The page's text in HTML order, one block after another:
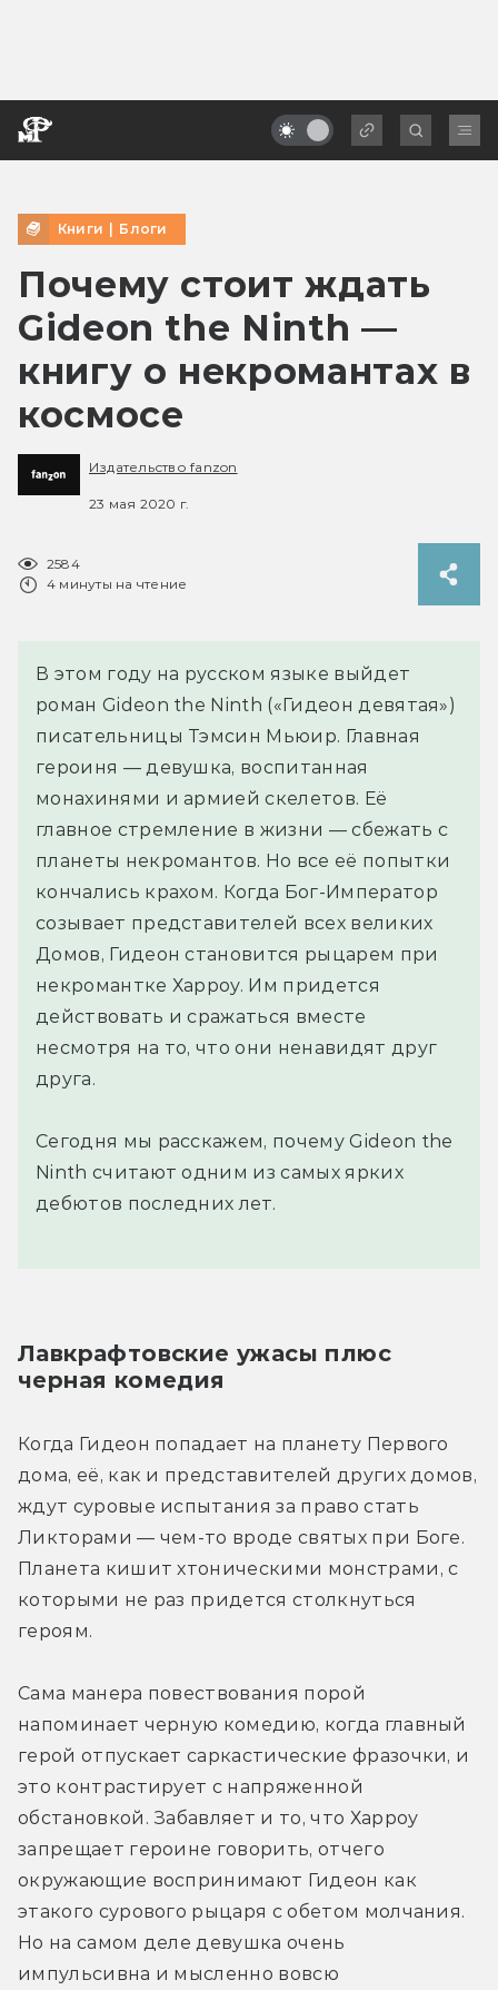
Книги | Блоги
Почему стоит ждать
Gideon the Ninth —
книгу о некромантах в
космосе
Издательство fanzon
23 мая 2020 г.
2584
4 минуты на чтение
В этом году на русском языке выйдет
роман Gideon the Ninth («Гидеон девятая»)
писательницы Тэмсин Мьюир. Главная
героиня — девушка, воспитанная
монахинями и армией скелетов. Её
главное стремление в жизни — сбежать с
планеты некромантов. Но все её попытки
кончались крахом. Когда Бог-Император
созывает представителей всех великих
Домов, Гидеон становится рыцарем при
некромантке Харроу. Им придется
действовать и сражаться вместе
несмотря на то, что они ненавидят друг
друга.
Сегодня мы расскажем, почему Gideon the
Ninth считают одним из самых ярких
дебютов последних лет.
Лавкрафтовские ужасы плюс
черная комедия
Когда Гидеон попадает на планету Первого
дома, её, как и представителей других домов,
ждут суровые испытания за право стать
Ликторами — чем-то вроде святых при Боге.
Планета кишит хтоническими монстрами, с
которыми не раз придется столкнуться
героям.
Сама манера повествования порой
напоминает черную комедию, когда главный
герой отпускает саркастические фразочки, и
это контрастирует с напряженной
обстановкой. Забавляет и то, что Харроу
запрещает героине говорить, отчего
окружающие воспринимают Гидеон как
этакого сурового рыцаря с обетом молчания.
Но на самом деле девушка очень
импульсивна и мысленно вовсю